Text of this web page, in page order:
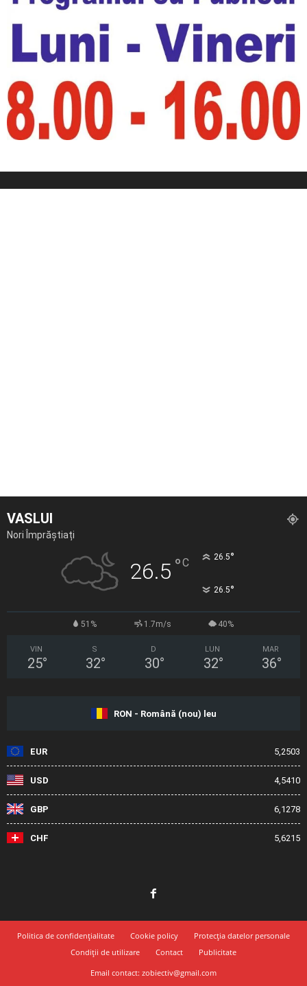
VASLUI
Nori Împrăștiați
26.5 °C 26.5°
26.5°
51% 1.7m/s 40%
VIN
25°
S
32°
D
30°
LUN
32°
MAR
36°
RON - Română (nou) leu
EUR 5,2503
USD 4,5410
GBP 6,1278
CHF 5,6215
Politica de confidențialitate Cookie policy
Protecția datelor personale
Condiții de utilizare
Contact
Publicitate
Email contact: zobiectiv@gmail.com